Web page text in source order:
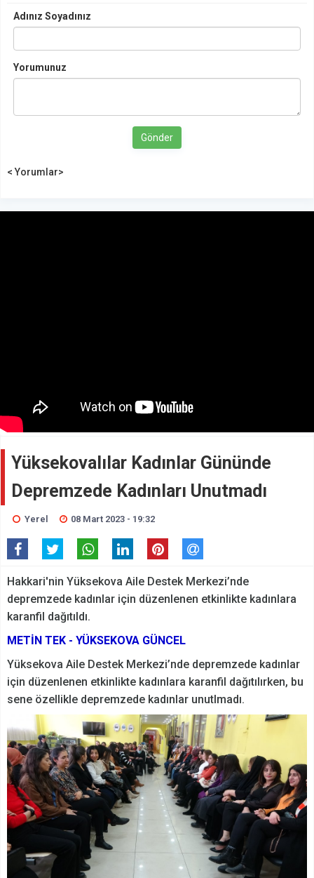
Adınız Soyadınız
Yorumunuz
Gönder
< Yorumlar>
Yüksekovalılar Kadınlar Gününde
Depremzede Kadınları Unutmadı
Yerel 08 Mart 2023 - 19:32
Hakkari'nin Yüksekova Aile Destek Merkezi’nde
depremzede kadınlar için düzenlenen etkinlikte kadınlara
karanfil dağıtıldı.
METİN TEK - YÜKSEKOVA GÜNCEL
Yüksekova Aile Destek Merkezi’nde depremzede kadınlar
için düzenlenen etkinlikte kadınlara karanfil dağıtılırken, bu
sene özellikle depremzede kadınlar unutlmadı.